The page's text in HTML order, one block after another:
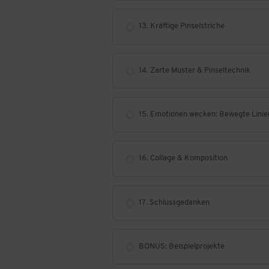
13. Kräftige Pinselstriche
14. Zarte Muster & Pinseltechnik
15. Emotionen wecken: Bewegte
16. Collage & Komposition
17. Schlussgedanken
BONUS: Beispielprojekte